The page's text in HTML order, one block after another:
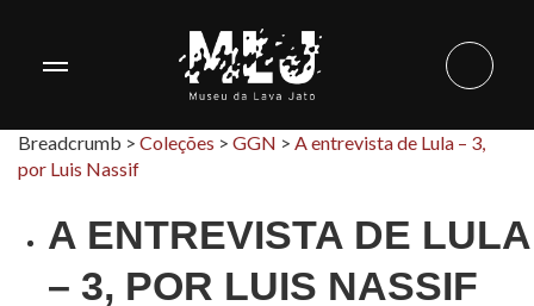
Breadcrumb > Coleções > GGN > A entrevista de Lula – 3,
por Luis Nassif
A ENTREVISTA DE LULA
– 3, POR LUIS NASSIF